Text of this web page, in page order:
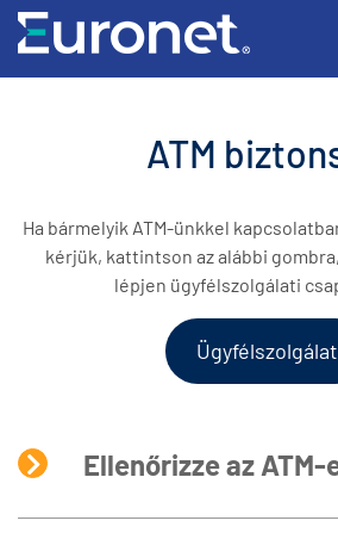
ATM
Ha bármelyik ATM-ünkkel
kérjük, kattintson az alábbi
lépjen ügyfélszolgálati
Ügyfélszolgálat
Ellenőrizze az ATM-